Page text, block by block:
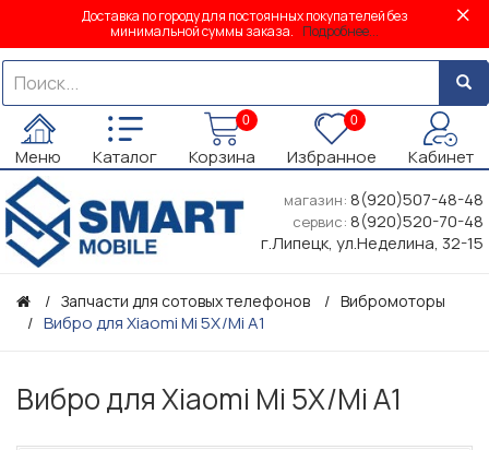
Доставка по городу для постоянных покупателей без
минимальной суммы заказа. Подробнее...
Меню Каталог
0
Корзина
0
Избранное Кабинет
магазин: 8(920)507-48-48
сервис: 8(920)520-70-48
г.Липецк, ул.Неделина, 32-15
Запчасти для сотовых телефонов Вибромоторы
Вибро для Xiaomi Mi 5X/Mi A1
Вибро для Xiaomi Mi 5X/Mi A1